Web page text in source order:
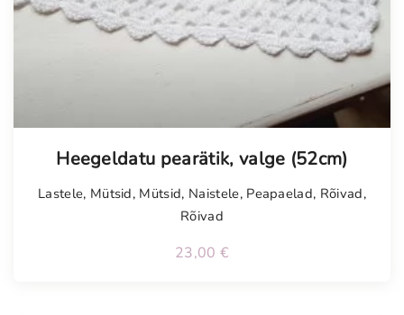
Heegeldatu pearätik, valge (52cm)
Lastele, Mütsid, Mütsid, Naistele, Peapaelad, Rõivad,
Rõivad
23,00 €